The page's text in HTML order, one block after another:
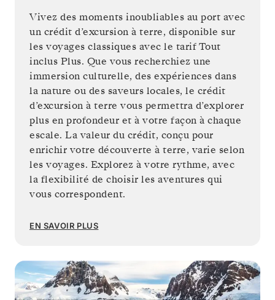
Vivez des moments inoubliables au port avec
un crédit d’excursion à terre, disponible sur
les voyages classiques avec le tarif Tout
inclus Plus. Que vous recherchiez une
immersion culturelle, des expériences dans
la nature ou des saveurs locales, le crédit
d’excursion à terre vous permettra d’explorer
plus en profondeur et à votre façon à chaque
escale. La valeur du crédit, conçu pour
enrichir votre découverte à terre, varie selon
les voyages. Explorez à votre rythme, avec
la flexibilité de choisir les aventures qui
vous correspondent.
EN SAVOIR PLUS